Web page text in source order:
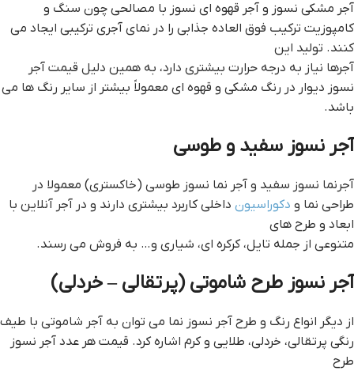
آجر مشکی نسوز و آجر قهوه ای نسوز با مصالحی چون سنگ و
کامپوزیت ترکیب فوق العاده جذابی را در نمای آجری ترکیبی ایجاد می
کنند. تولید این
آجرها نیاز به درجه حرارت بیشتری دارد، به همین دلیل قیمت آجر
نسوز دیوار در رنگ مشکی و قهوه ای معمولاً بیشتر از سایر رنگ ها می
باشد.
آجر نسوز سفید و طوسی
آجرنما نسوز سفید و آجر نما نسوز طوسی (خاکستری) معمولا در
طراحی نما و دکوراسیون داخلی کاربرد بیشتری دارند و در آجر آنلاین با
ابعاد و طرح های
متنوعی از جمله تایل، کرکره ای، شیاری و… به فروش می رسند.
آجر نسوز طرح شاموتی (پرتقالی – خردلی)
از دیگر انواع رنگ و طرح آجر نسوز نما می توان به آجر شاموتی با طیف
رنگی پرتقالی، خردلی، طلایی و کرم اشاره کرد. قیمت هر عدد آجر نسوز
طرح